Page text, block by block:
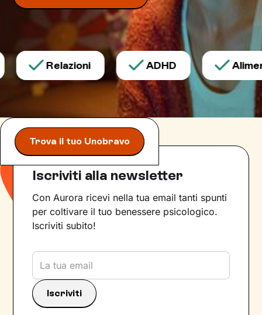
Relazioni ADHD
Trova il tuo Unobravo
Iscriviti alla newsletter
Con Aurora ricevi nella tua email tanti spunti
per coltivare il tuo benessere psicologico.
Iscriviti subito!